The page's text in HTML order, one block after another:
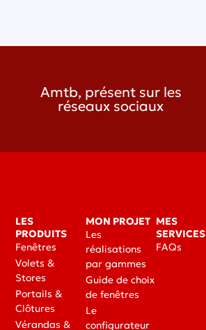
Amtb, présent sur les
réseaux sociaux
LES
PRODUITS
Fenêtres
Volets &
Stores
Portails &
Clôtures
Vérandas &
MON PROJET
Les
réalisations
par gammes
Guide de choix
de fenêtres
Le
configurateur
MES
SERVICES
FAQs